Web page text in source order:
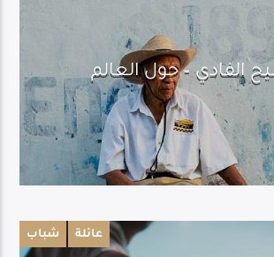
ساعة عبادة
من إذاعة حول العالمالفادي – حول العالم
شباب عائلة